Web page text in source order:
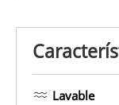
Lavable